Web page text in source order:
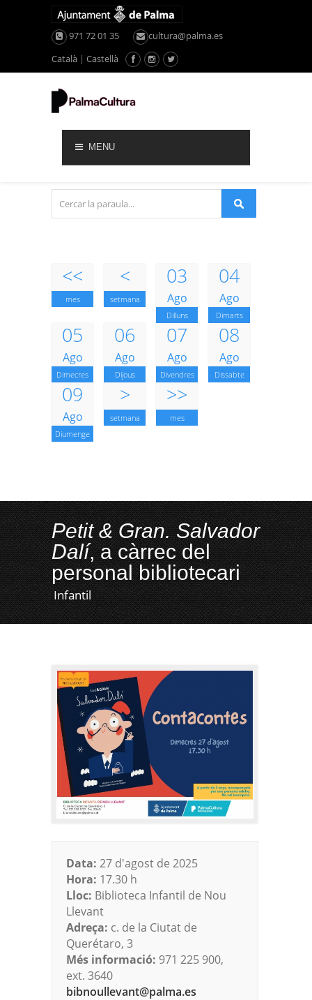
971 72 01 35
cultura@palma.es
Català | Castellà
MENU
<<
mes
<
setmana
03
Ago
Dilluns
04
Ago
Dimarts
05
Ago
Dimecres
06
Ago
Dijous
07
Ago
Divendres
08
Ago
Dissabte
09
Ago
Diumenge
>
setmana
>>
mes
Petit & Gran. Salvador
Dalí, a càrrec del
personal bibliotecari
Infantil
Data: 27 d'agost de 2025
Hora: 17.30 h
Lloc: Biblioteca Infantil de Nou
Llevant
Adreça: c. de la Ciutat de
Querétaro, 3
Més informació: 971 225 900,
ext. 3640
bibnoullevant@palma.es